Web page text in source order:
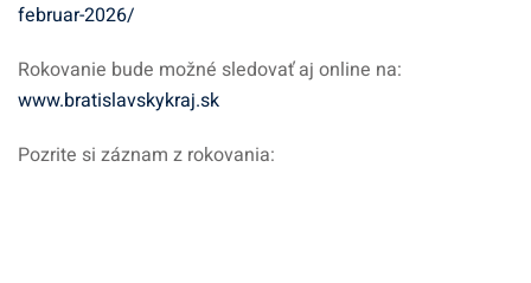
februar-2026/
Rokovanie bude možné sledovať aj online na:
www.bratislavskykraj.sk
Pozrite si záznam z rokovania: